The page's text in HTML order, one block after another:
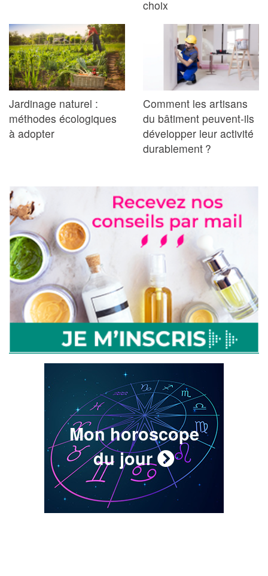
choix
Jardinage naturel :
méthodes écologiques
à adopter
Comment les artisans
du bâtiment peuvent-ils
développer leur activité
durablement ?
Mon horoscope
du jour